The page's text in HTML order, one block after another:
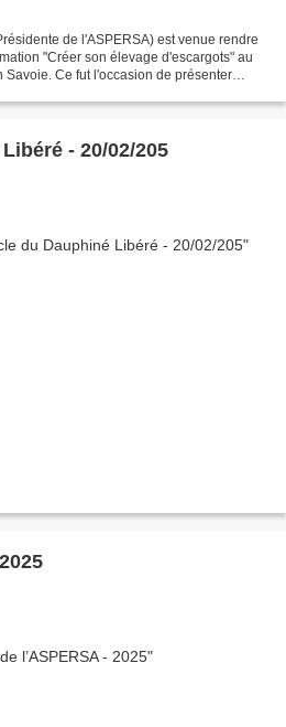
de l'ASPERSA) est venue rendre
"Créer son élevage d'escargots" au
Savoie. Ce fut l'occasion de présenter
- 20/02/205